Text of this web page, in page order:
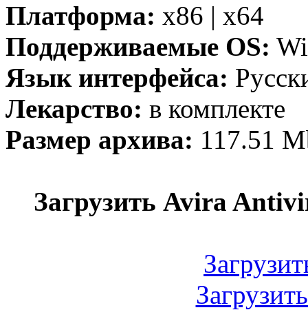
Платформа: x86 | x64
Поддерживаемые OS:
Язык интерфейса:
Лекарство: в комплекте
Размер архива: 117.51
Загрузить Avira